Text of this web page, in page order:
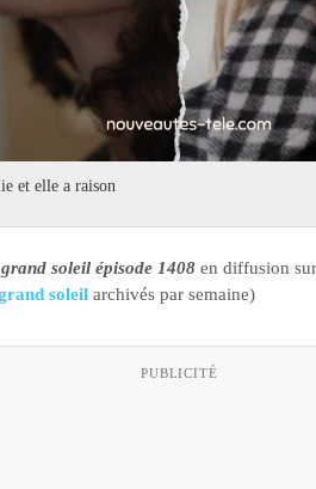
et elle a raison
soleil épisode 1408 en diffusion
soleil archivés par semaine)
PUBLICITÉ